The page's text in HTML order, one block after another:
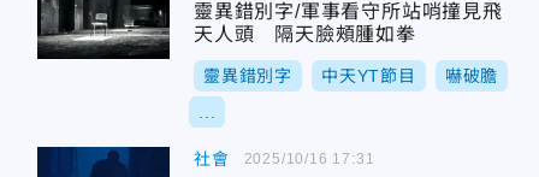
靈異錯別字/軍事看守所站哨撞見飛
天人頭 隔天臉頰腫如拳
靈異錯別字 中天YT節目 嚇破膽
社會 2025/10/16 17:31